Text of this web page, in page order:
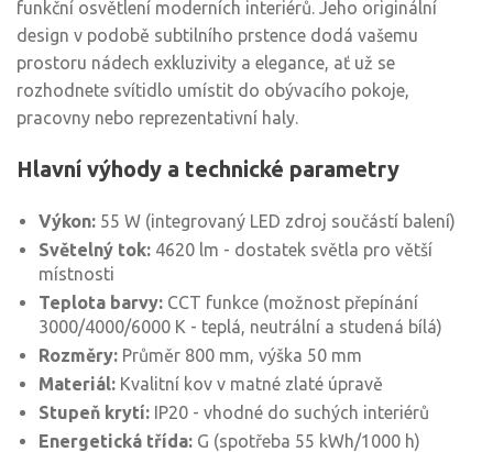
funkční osvětlení moderních interiérů. Jeho originální
design v podobě subtilního prstence dodá vašemu
prostoru nádech exkluzivity a elegance, ať už se
rozhodnete svítidlo umístit do obývacího pokoje,
pracovny nebo reprezentativní haly.
Hlavní výhody a technické parametry
Výkon: 55 W (integrovaný LED zdroj součástí balení)
Světelný tok: 4620 lm - dostatek světla pro větší
místnosti
Teplota barvy: CCT funkce (možnost přepínání
3000/4000/6000 K - teplá, neutrální a studená bílá)
Rozměry: Průměr 800 mm, výška 50 mm
Materiál: Kvalitní kov v matné zlaté úpravě
Stupeň krytí: IP20 - vhodné do suchých interiérů
Energetická třída: G (spotřeba 55 kWh/1000 h)